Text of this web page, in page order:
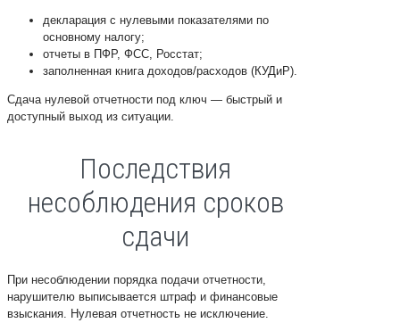
декларация с нулевыми показателями по
основному налогу;
отчеты в ПФР, ФСС, Росстат;
заполненная книга доходов/расходов (КУДиР).
Сдача нулевой отчетности под ключ — быстрый и
доступный выход из ситуации.
Последствия
несоблюдения сроков
сдачи
При несоблюдении порядка подачи отчетности,
нарушителю выписывается штраф и финансовые
взыскания. Нулевая отчетность не исключение.